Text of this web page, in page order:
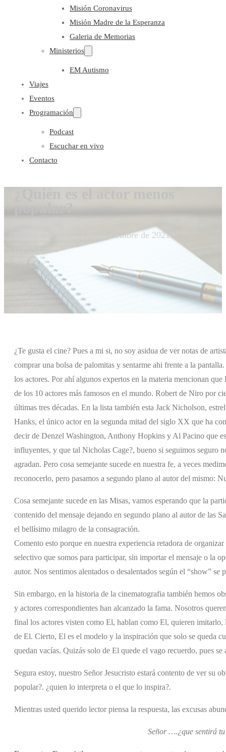
Misión Coronavirus
Misión Madre de la Esperanza
Galeria de Memorias
Ministerios
EM Autismo
Viajes
Eventos
Programación
Podcast
Escuchar en vivo
Contacto
popular?
21 de septiembre de 20210
comentarios
¿Te gusta el cine? Pues a mi si, no soy asidua de ver notas de
comprar una bolsa de palomitas y sentarme ahi frente a la
los actores. Por ahí algunos expertos en la materia mencionan
de los 10 actores más famosos en el mundo. Robert de Niro por
últimas tres décadas. En la lista también esta Jack Nicholson,
Hanks, el único actor en la segunda mitad del siglo XX que ha
decir de Denzel Washington, Anthony Hopkins y Al Pacino que
influyentes, y que tal Nicholas Cage?, bueno si seguimos seguro
agradan. Pero cosa semejante sucede en nuestra fe, a veces
reconocerlo, pero pasamos a segundo plano al autor del mismo:
Cosa semejante sucede en las Misas, vamos esperando que la
contenido del mensaje dejando en segundo plano al autor de las
el bellísimo milagro de la consagración.
Comento esto porque en nuestra experiencia retadora de
selectivo que somos para participar, sin importar el mensaje o la
autor. Nos sentimos alentados o desalentados según el “show” se
Sin embargo, en la historia de la cinematografia también hemos
y actores correspondientes han alcanzado la fama. Nosotros
final los actores visten como El, hablan como El, quieren imitarlo,
de El. Cierto, El es el modelo y la inspiración que solo se queda
quedan vacías. Quizás solo de El quede el vago recuerdo, pues
Segura estoy, nuestro Señor Jesucristo estará contento de ver su
popular?. ¿quien lo interpreta o el que lo inspira?.
Mientras usted querido lector piensa la respuesta, las excusas
Señor ….¿que sentirá